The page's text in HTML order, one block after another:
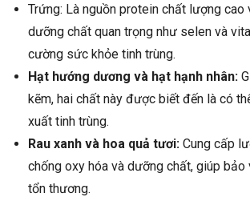
Trứng: Là nguồn protein chất lượng cao
dưỡng chất quan trọng như selen và
cường sức khỏe tinh trùng.
Hạt hướng dương và hạt hạnh nhân:
kẽm, hai chất này được biết đến là có
xuất tinh trùng.
Rau xanh và hoa quả tươi: Cung cấp
chống oxy hóa và dưỡng chất, giúp bảo
tổn thương.